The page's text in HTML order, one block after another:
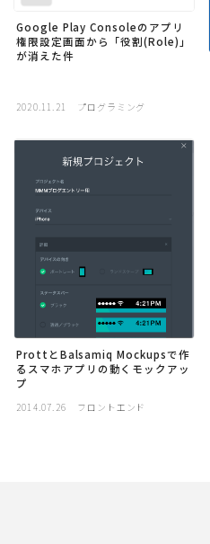
ビジネス
採用
Google Play Consoleのアプリ
権限設定画面から「役割(Role)」
が消えた件
2020.11.21 プログラミング
ProttとBalsamiq Mockupsで作
るスマホアプリの動くモックアッ
プ
2014.07.26 フロントエンド